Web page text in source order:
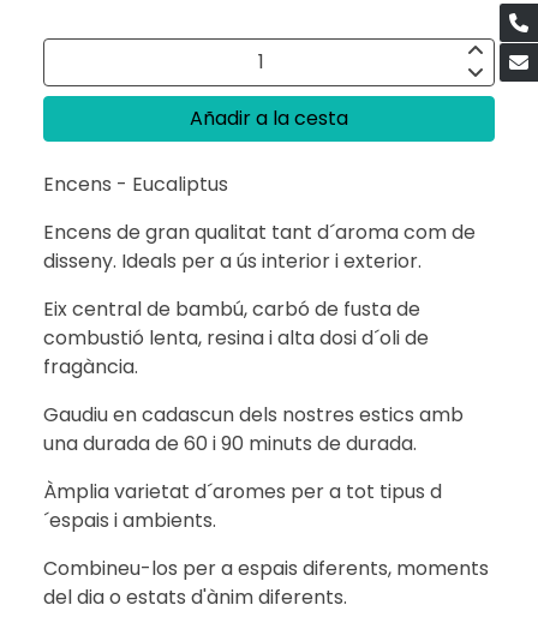
Añadir a la cesta
Encens - Eucaliptus
Encens de gran qualitat tant d´aroma com de
disseny. Ideals per a ús interior i exterior.
Eix central de bambú, carbó de fusta de
combustió lenta, resina i alta dosi d´oli de
fragància.
Gaudiu en cadascun dels nostres estics amb
una durada de 60 i 90 minuts de durada.
Àmplia varietat d´aromes per a tot tipus d
´espais i ambients.
Combineu-los per a espais diferents, moments
del dia o estats d'ànim diferents.